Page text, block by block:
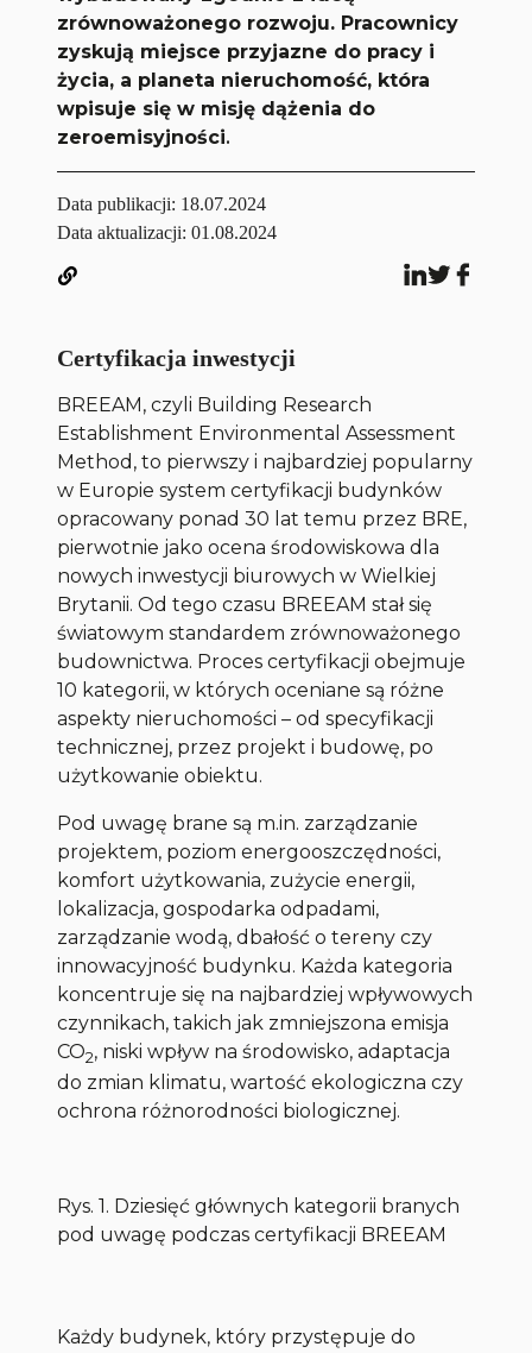
zrównoważonego rozwoju. Pracownicy
zyskują miejsce przyjazne do pracy i
życia, a planeta nieruchomość, która
wpisuje się w misję dążenia do
zeroemisyjności.
Data publikacji: 18.07.2024
Data aktualizacji: 01.08.2024
Certyfikacja inwestycji
BREEAM, czyli Building Research
Establishment Environmental Assessment
Method, to pierwszy i najbardziej popularny
w Europie system certyfikacji budynków
opracowany ponad 30 lat temu przez BRE,
pierwotnie jako ocena środowiskowa dla
nowych inwestycji biurowych w Wielkiej
Brytanii. Od tego czasu BREEAM stał się
światowym standardem zrównoważonego
budownictwa. Proces certyfikacji obejmuje
10 kategorii, w których oceniane są różne
aspekty nieruchomości – od specyfikacji
technicznej, przez projekt i budowę, po
użytkowanie obiektu.
Pod uwagę brane są m.in. zarządzanie
projektem, poziom energooszczędności,
komfort użytkowania, zużycie energii,
lokalizacja, gospodarka odpadami,
zarządzanie wodą, dbałość o tereny czy
innowacyjność budynku. Każda kategoria
koncentruje się na najbardziej wpływowych
czynnikach, takich jak zmniejszona emisja
CO2, niski wpływ na środowisko, adaptacja
do zmian klimatu, wartość ekologiczna czy
ochrona różnorodności biologicznej.
Rys. 1. Dziesięć głównych kategorii branych
pod uwagę podczas certyfikacji BREEAM
Każdy budynek, który przystępuje do